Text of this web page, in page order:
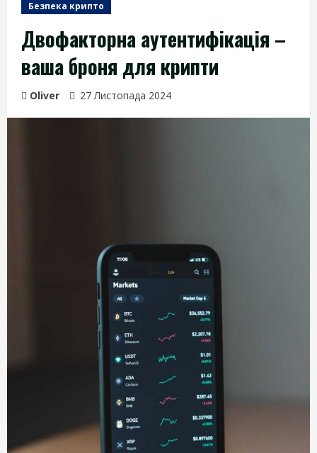
Безпека крипто
Двофакторна аутентифікація –
ваша броня для крипти
Oliver 27 Листопада 2024